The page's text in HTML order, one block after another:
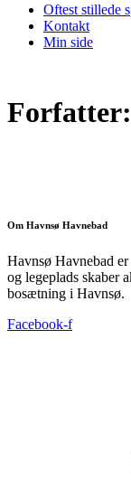
Oftest stillede
Kontakt
Min side
Forfatter:
Om Havnsø Havnebad
Havnsø Havnebad
og legeplads skaber
bosætning i Havnsø.
Facebook-f